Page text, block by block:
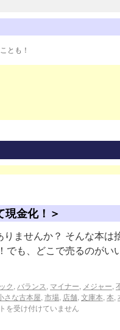
とも！
現金化！＞
ませんか？ そんな本は
も、どこで売るのがい
ク, バランス, マイナー, メジャー,
さな古本屋, 市場, 店舗, 文庫本, 本,
を受け付けていません